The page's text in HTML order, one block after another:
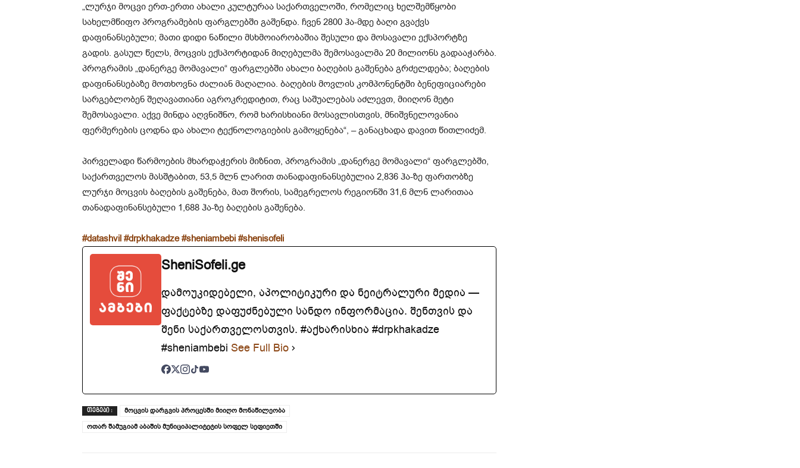
„ლურჯი მოცვი ერთ-ერთი ახალი კულტურაა საქართველოში, რომელიც ხელშემწყობი
სახელმწიფო პროგრამების ფარგლებში გაშენდა. ჩვენ 2800 ჰა-მდე ბაღი გვაქვს
დაფინანსებული; მათი დიდი ნაწილი მსხმოიარობაშია შესული და მოსავალი ექსპორტზე
გადის. გასულ წელს, მოცვის ექსპორტიდან მიღებულმა შემოსავალმა 20 მილიონს გადააჭარბა.
პროგრამის „დანერგე მომავალი“ ფარგლებში ახალი ბაღების გაშენება გრძელდება; ბაღების
დაფინანსებაზე მოთხოვნა ძალიან მაღალია. ბაღების მოვლის კომპონენტში ბენეფიციარები
სარგებლობენ შეღავათიანი აგროკრედიტით, რაც საშუალებას აძლევთ, მიიღონ მეტი
შემოსავალი. აქვე მინდა აღვნიშნო, რომ ხარისხიანი მოსავლისთვის, მნიშვნელოვანია
ფერმერების ცოდნა და ახალი ტექნოლოგიების გამოყენება“, – განაცხადა დავით წითლიძემ.
პირველადი წარმოების მხარდაჭერის მიზნით, პროგრამის „დანერგე მომავალი“ ფარგლებში,
საქართველოს მასშტაბით, 53,5 მლნ ლარით თანადაფინანსებულია 2,836 ჰა-ზე ფართობზე
ლურჯი მოცვის ბაღების გაშენება, მათ შორის, სამეგრელოს რეგიონში 31,6 მლნ ლარითაა
თანადაფინანსებული 1,688 ჰა-ზე ბაღების გაშენება.
#datashvil #drpkhakadze #sheniambebi #shenisofeli
SheniSofeli.ge
დამოუკიდებელი, აპოლიტიკური და ნეიტრალური მედია —
ფაქტებზე დაფუძნებული სანდო ინფორმაცია. შენთვის და
შენი საქართველოსთვის. #აქხარისხია #drpkhakadze
#sheniambebi See Full Bio
ᲗᲔᲒᲔᲑᲘ :
მოცვის დარგვის პროცესში მიიღო მონაწილეობა
ოთარ შამუგიამ აბაშის მუნიციპალიტეტის სოფელ სეფიეთში